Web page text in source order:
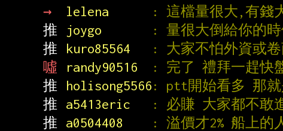
→
lelena : 這檔量很大,有錢
推
joygo : 量很大倒給你的
推
kuro85564 : 大家不怕外資或
噓
randy90516 : 完了 禮拜一趕快
推
holisong5566: ptt開始看多 那
推
a5413eric : 必賺 大家都不敢
推
a0504408 : 溢價才2% 船上的